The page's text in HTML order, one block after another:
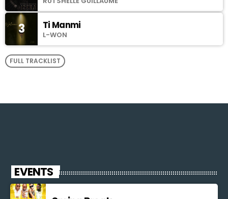
3 Ti Manmi
L-WON
FULL TRACKLIST
EVENTS